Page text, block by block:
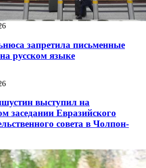
запретила письменные
русском языке
выступил на
заседании Евразийского
совета в Чолпон-